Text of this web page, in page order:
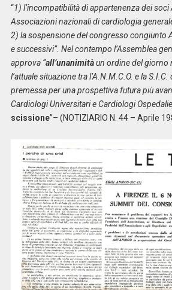
“1) l’incompatibilità di appartenenza dei soci
Associazioni nazionali di cardiologia
2) la sospensione del congresso congiunto
e successivi”. Nel contempo l’Assemblea
approva “all’unanimitàun ordine del giorno
l’attuale situazione tra l’A.N.M.C.O. e la
premessa per una prospettiva futura più
Cardiologi Universitari e Cardiologi
scissione”– (NOTIZIARIO N. 44 – Aprile